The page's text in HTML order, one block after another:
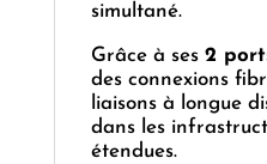
simultané.
Grâce à ses 2
des connexions
liaisons à longue
dans les
étendues.